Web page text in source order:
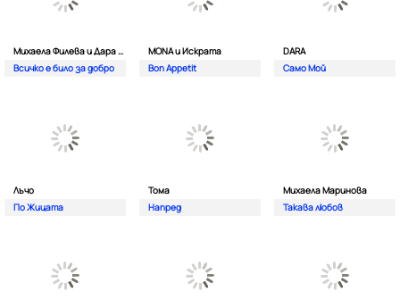
Михаела Филева и Дара Екимова
Всичко е било за добро
MONA и Искрата
Bon Appetit
DARA
Само Мой
Лъчо
По Жицата
Тома
Напред
Михаела Маринова
Такава любов